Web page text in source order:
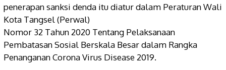
penerapan sanksi denda itu diatur dalam Peraturan Wali
Kota Tangsel (Perwal)
Nomor 32 Tahun 2020 Tentang Pelaksanaan
Pembatasan Sosial Berskala Besar dalam Rangka
Penanganan Corona Virus Disease 2019.